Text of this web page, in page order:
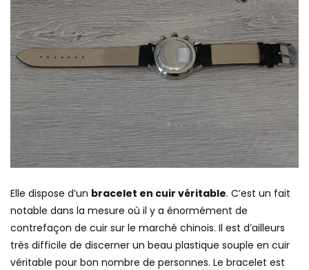
Elle dispose d’un bracelet en cuir véritable. C’est un fait
notable dans la mesure où il y a énormément de
contrefaçon de cuir sur le marché chinois. Il est d’ailleurs
très difficile de discerner un beau plastique souple en cuir
véritable pour bon nombre de personnes. Le bracelet est